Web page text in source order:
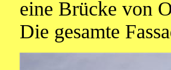
eine Brücke von
Die gesamte